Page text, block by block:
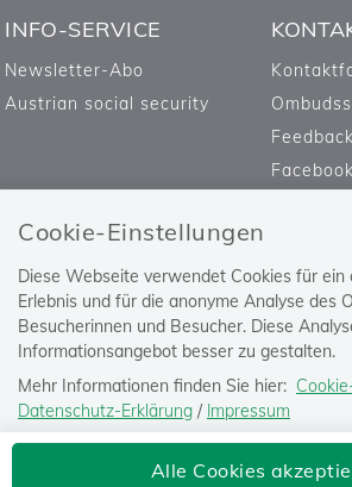
Cookie-Einstellungen
Diese Webseite verwendet Cookies für
Erlebnis und für die anonyme Analyse des
Besucherinnen und Besucher. Diese
Informationsangebot besser zu gestalten.
Mehr Informationen finden Sie hier:
Datenschutz-Erklärung / Impressum
Die Einstellung können Sie jederzeit auf
" ändern.Alle Cookies
Bediensteter, Eisenbahnen
INFO-SERVICE
Newsletter-Abo
Austrian social security
Facebook